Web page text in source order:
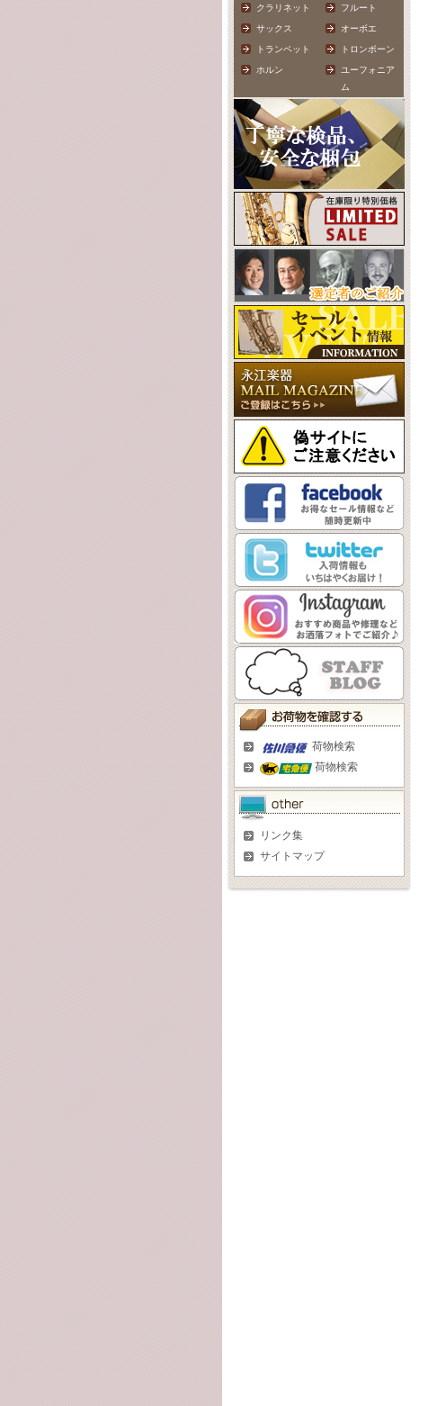
クラリネット フルート
サックス オーボエ
トランペット トロンボーン
ホルン
ユーフォニア
ム
荷物検索
荷物検索
リンク集
サイトマップ